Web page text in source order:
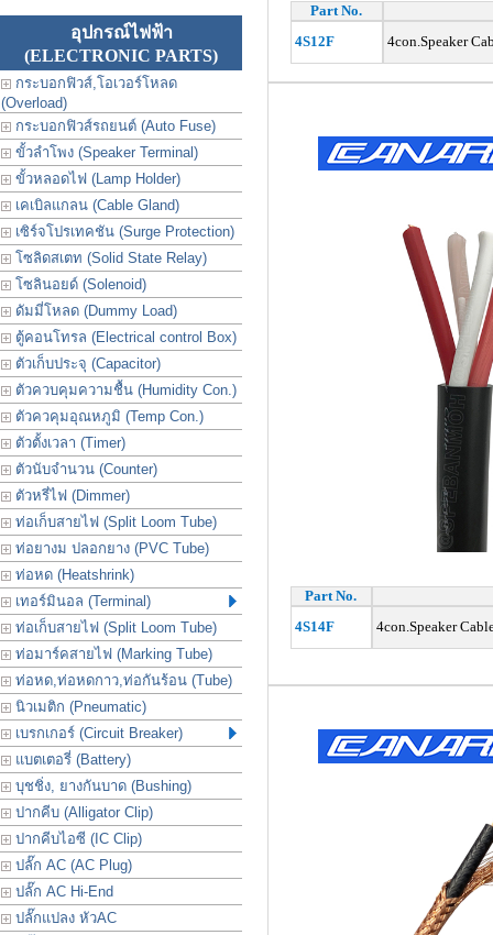
อุปกรณ์ไฟฟ้า
(ELECTRONIC PARTS)
กระบอกฟิวส์,โอเวอร์โหลด
(Overload)
กระบอกฟิวส์รถยนต์ (Auto Fuse)
ขั้วลำโพง (Speaker Terminal)
ขั้วหลอดไฟ (Lamp Holder)
เคเบิลแกลน (Cable Gland)
เซิร์จโปรเทคชัน (Surge Protection)
โซลิดสเตท (Solid State Relay)
โซลินอยด์ (Solenoid)
ดัมมี่โหลด (Dummy Load)
ตู้คอนโทรล (Electrical control Box)
ตัวเก็บประจุ (Capacitor)
ตัวควบคุมความชื้น (Humidity Con.)
ตัวควคุมอุณหภูมิ (Temp Con.)
ตัวตั้งเวลา (Timer)
ตัวนับจำนวน (Counter)
ตัวหรี่ไฟ (Dimmer)
ท่อเก็บสายไฟ (Split Loom Tube)
ท่อยางม ปลอกยาง (PVC Tube)
ท่อหด (Heatshrink)
เทอร์มินอล (Terminal)
ท่อเก็บสายไฟ (Split Loom Tube)
ท่อมาร์คสายไฟ (Marking Tube)
ท่อหด,ท่อหดกาว,ท่อกันร้อน (Tube)
นิวเมติก (Pneumatic)
เบรกเกอร์ (Circuit Breaker)
แบตเตอรี่ (Battery)
บุชชิ่ง, ยางกันบาด (Bushing)
ปากคีบ (Alligator Clip)
ปากคีบไอซี (IC Clip)
ปลั๊ก AC (AC Plug)
ปลั๊ก AC Hi-End
ปลั๊กแปลง หัวAC
Part No.
4S12F
4con.Speaker
Part No.
4S14F
4con.Speaker